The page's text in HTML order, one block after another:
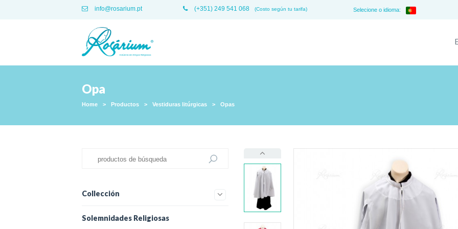
info@rosarium.pt (+351) 249 541 068 (Costo según tu tarifa) Selecione o idioma:
Opa
Home > Productos > Vestiduras litúrgicas > Opas
Collección
Solemnidades Religiosas